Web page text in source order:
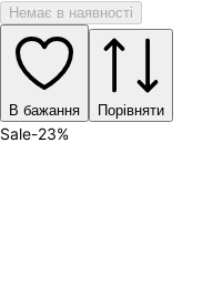
Немає в наявності
В бажання Порівняти
Sale-23%